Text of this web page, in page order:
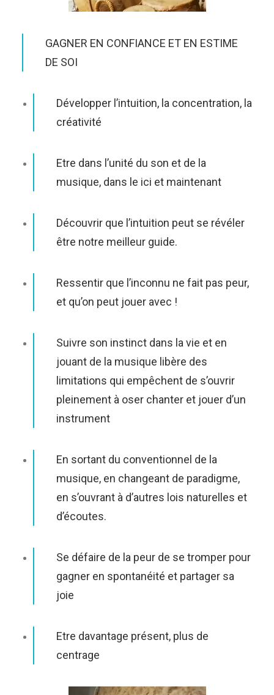
GAGNER EN CONFIANCE ET EN ESTIME
DE SOI
Développer l’intuition, la concentration, la
créativité
Etre dans l’unité du son et de la
musique, dans le ici et maintenant
Découvrir que l’intuition peut se révéler
être notre meilleur guide.
Ressentir que l’inconnu ne fait pas peur,
et qu’on peut jouer avec !
Suivre son instinct dans la vie et en
jouant de la musique libère des
limitations qui empêchent de s’ouvrir
pleinement à oser chanter et jouer d’un
instrument
En sortant du conventionnel de la
musique, en changeant de paradigme,
en s’ouvrant à d’autres lois naturelles et
d’écoutes.
Se défaire de la peur de se tromper pour
gagner en spontanéité et partager sa
joie
Etre davantage présent, plus de
centrage